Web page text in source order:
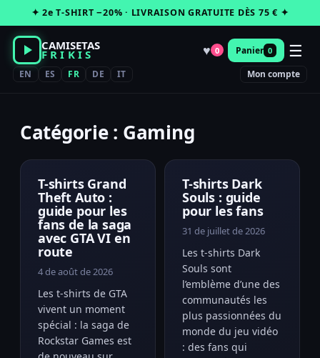
au
contenu
✦ 2e T-SHIRT −20% · LIVRAISON GRATUITE DÈS 75 € ✦
CAMISETAS
FRIKIS ♥ 0 Panier 0 ☰
EN ES FR DE IT Mon compte
Catégorie : Gaming
T-shirts Grand
Theft Auto :
guide pour les
fans de la saga
avec GTA VI en
route
4 de août de 2026
Les t-shirts de GTA
vivent un moment
spécial : la saga de
Rockstar Games est
T-shirts Dark
Souls : guide
pour les fans
31 de juillet de 2026
Les t-shirts Dark
Souls sont
l’emblème d’une des
communautés les
plus passionnées du
monde du jeu vidéo
: des fans qui